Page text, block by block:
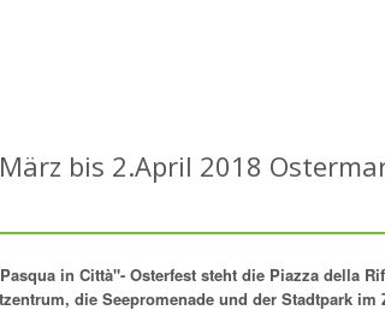
bis 2.April 2018
in Città"- Osterfest steht die Piazza della
die Seepromenade und der Stadtpark im